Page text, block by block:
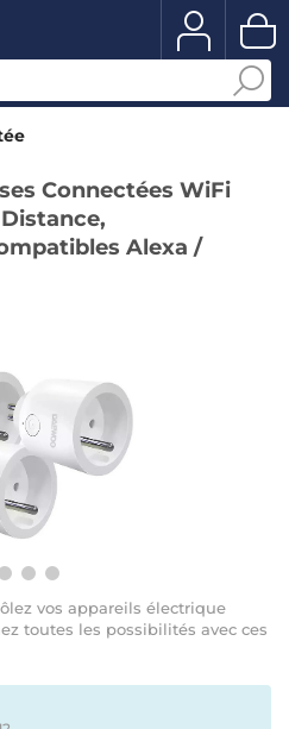
Connectées WiFi
Alexa /
vos appareils électrique
toutes les possibilités avec ces